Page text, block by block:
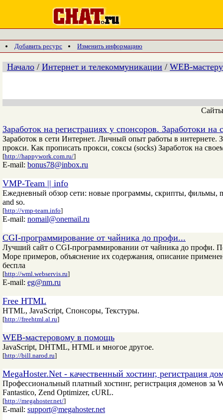
Добавить ресурс Изменить информацию
Начало / Интернет и телекоммуникации / WEB-мастеру
Заработок на регистрациях у спонсоров. Заработоки на
Заработок в сети Интернет. Личный опыт работы в интернете.
прокси. Как прописать прокси, соксы (socks) Заработок на
[http://happywork.com.ru/]
E-mail: bonus78@inbox.ru
VMP-Team || info
Ежедневный обзор сети: новые программы, скрипты, фильмы,
and so.
[http://vmp-team.info]
E-mail: nomail@onemail.ru
CGI-программирование от чайника до профи...
Лучший сайт о CGI-программировании от чайника до профи.
Море примеров, объяснение их содержания, описание
беспла
[http://wml.webservis.ru]
E-mail: eg@nm.ru
Free HTML
HTML, JavaScript, Спонсоры, Текстуры.
[http://freehtml.al.ru]
WEB-мастеровому в помощь
JavaScript, DHTML, HTML и многое другое.
[http://bill.narod.ru]
MegaHoster.Net - качественный хостинг, регистрация
Профессиональный платный хостинг, регистрация доменов за
Fantastico, Zend Optimizer, cURL.
[http://megahoster.net/]
E-mail: support@megahoster.net